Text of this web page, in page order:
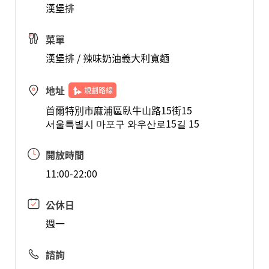
漢堡排
菜單
漢堡排 / 辣味奶油義大利寬麵
地址 規劃路線
首爾特別市麻浦區臥牛山路15街15
서울특별시 마포구 와우산로15길 15
開放時間
11:00-22:00
公休日
週一
諮詢